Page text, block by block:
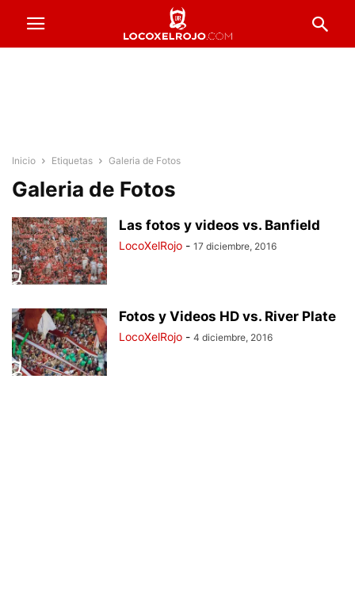
Inicio Etiquetas Galeria de Fotos
Galeria de Fotos
Las fotos y videos vs. Banfield
LocoXelRojo - 17 diciembre, 2016
Fotos y Videos HD vs. River Plate
LocoXelRojo - 4 diciembre, 2016